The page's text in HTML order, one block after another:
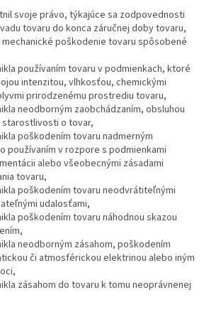
svoje právo, týkajúce sa zodpovednosti
tovaru do konca záručnej doby tovaru,
poškodenie tovaru spôsobené
používaním tovaru v podmienkach, ktoré
intenzitou, vlhkosťou, chemickými
prirodzenému prostrediu tovaru,
neodborným zaobchádzaním, obsluhou
starostlivosti o tovar,
poškodením tovaru nadmerným
používaním v rozpore s podmienkami
alebo všeobecnými zásadami
tovaru,
poškodením tovaru neodvrátiteľnými
udalosťami,
poškodením tovaru náhodnou skazou
neodborným zásahom, poškodením
či atmosférickou elektrinou alebo iným
zásahom do tovaru k tomu neoprávnenej